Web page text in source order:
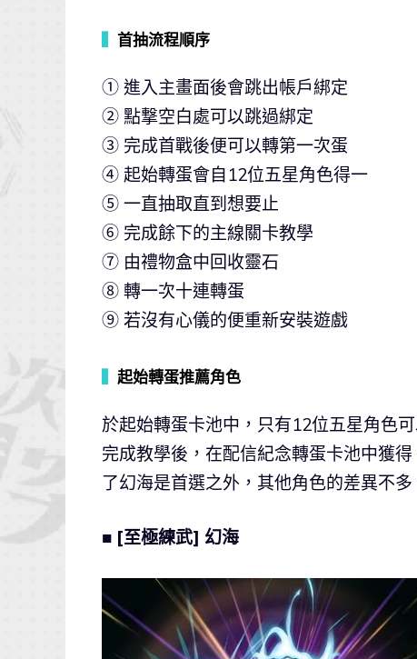
首抽流程順序
① 進入主畫面後會跳出帳戶綁定
② 點撃空白處可以跳過綁定
③ 完成首戰後便可以轉第一次蛋
④ 起始轉蛋會自12位五星角色得一
⑤ 一直抽取直到想要止
⑥ 完成餘下的主線關卡教學
⑦ 由禮物盒中回收靈石
⑧ 轉一次十連轉蛋
⑨ 若沒有心儀的便重新安裝遊戲
起始轉蛋推薦角色
於起始轉蛋卡池中，只有12位五星角色
完成教學後，在配信紀念轉蛋卡池中獲
了幻海是首選之外，其他角色的差異不
■ [至極練武] 幻海